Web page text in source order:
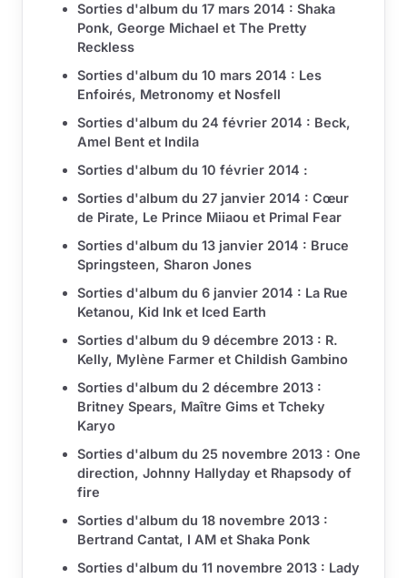
Sorties d'album du 17 mars 2014 : Shaka
Ponk, George Michael et The Pretty
Reckless
Sorties d'album du 10 mars 2014 : Les
Enfoirés, Metronomy et Nosfell
Sorties d'album du 24 février 2014 : Beck,
Amel Bent et Indila
Sorties d'album du 10 février 2014 :
Sorties d'album du 27 janvier 2014 : Cœur
de Pirate, Le Prince Miiaou et Primal Fear
Sorties d'album du 13 janvier 2014 : Bruce
Springsteen, Sharon Jones
Sorties d'album du 6 janvier 2014 : La Rue
Ketanou, Kid Ink et Iced Earth
Sorties d'album du 9 décembre 2013 : R.
Kelly, Mylène Farmer et Childish Gambino
Sorties d'album du 2 décembre 2013 :
Britney Spears, Maître Gims et Tcheky
Karyo
Sorties d'album du 25 novembre 2013 : One
direction, Johnny Hallyday et Rhapsody of
fire
Sorties d'album du 18 novembre 2013 :
Bertrand Cantat, I AM et Shaka Ponk
Sorties d'album du 11 novembre 2013 : Lady